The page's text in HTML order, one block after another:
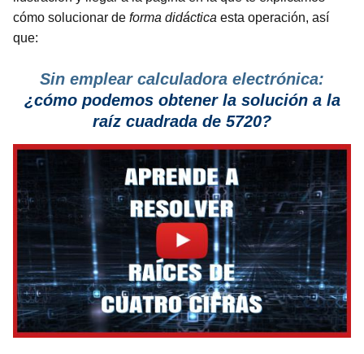
cómo solucionar de forma didáctica esta operación, así
que:
Sin emplear calculadora electrónica:
¿cómo podemos obtener la solución a la
raíz cuadrada de 5720?